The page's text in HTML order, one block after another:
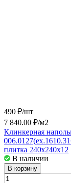
490 ₽/шт
7 840.00 ₽/м2
Клинкерная
плитка 240x240x12
В наличии
В корзину